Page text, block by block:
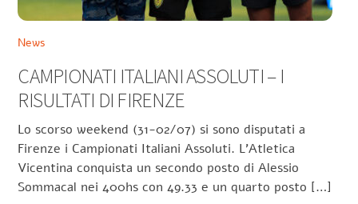
News
CAMPIONATI ITALIANI ASSOLUTI – I
RISULTATI DI FIRENZE
Lo scorso weekend (31-02/07) si sono disputati a
Firenze i Campionati Italiani Assoluti. L’Atletica
Vicentina conquista un secondo posto di Alessio
Sommacal nei 400hs con 49.33 e un quarto posto […]